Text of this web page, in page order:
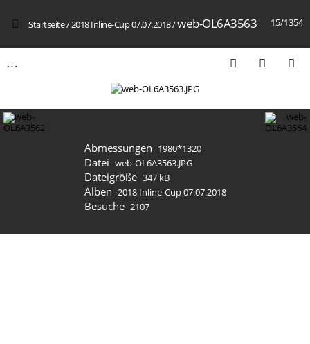
15/1354
Startseite/2018 Inline-Cup 07.07.2018/web-OL6A3563
Abmessungen 1980*1320
Datei web-OL6A3563.JPG
Dateigröße 347 kB
Alben 2018 Inline-Cup 07.07.2018
Besuche 2107